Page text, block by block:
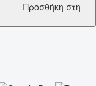
Προσθήκη στη